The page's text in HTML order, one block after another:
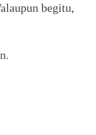
begitu,